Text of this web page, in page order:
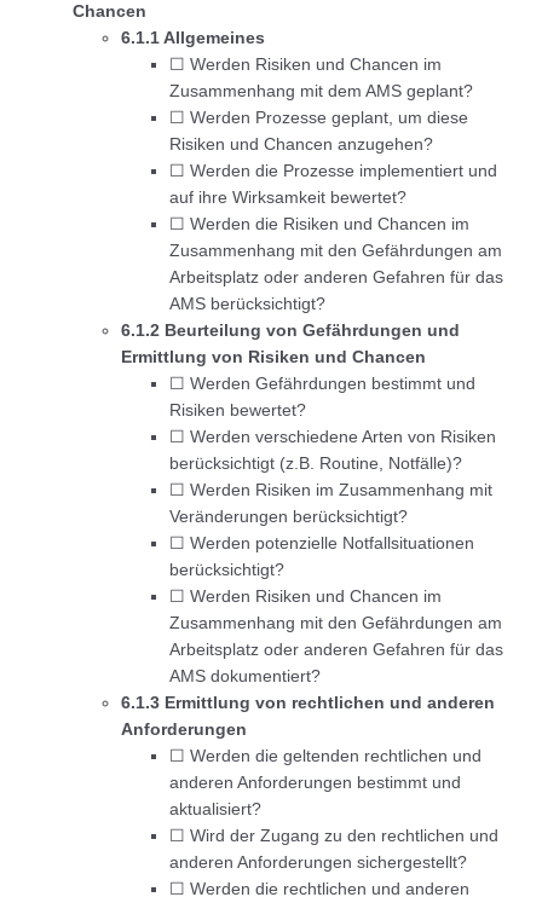
Chancen
6.1.1 Allgemeines
☐ Werden Risiken und Chancen im
Zusammenhang mit dem AMS geplant?
☐ Werden Prozesse geplant, um diese
Risiken und Chancen anzugehen?
☐ Werden die Prozesse implementiert und
auf ihre Wirksamkeit bewertet?
☐ Werden die Risiken und Chancen im
Zusammenhang mit den Gefährdungen am
Arbeitsplatz oder anderen Gefahren für das
AMS berücksichtigt?
6.1.2 Beurteilung von Gefährdungen und
Ermittlung von Risiken und Chancen
☐ Werden Gefährdungen bestimmt und
Risiken bewertet?
☐ Werden verschiedene Arten von Risiken
berücksichtigt (z.B. Routine, Notfälle)?
☐ Werden Risiken im Zusammenhang mit
Veränderungen berücksichtigt?
☐ Werden potenzielle Notfallsituationen
berücksichtigt?
☐ Werden Risiken und Chancen im
Zusammenhang mit den Gefährdungen am
Arbeitsplatz oder anderen Gefahren für das
AMS dokumentiert?
6.1.3 Ermittlung von rechtlichen und anderen
Anforderungen
☐ Werden die geltenden rechtlichen und
anderen Anforderungen bestimmt und
aktualisiert?
☐ Wird der Zugang zu den rechtlichen und
anderen Anforderungen sichergestellt?
☐ Werden die rechtlichen und anderen